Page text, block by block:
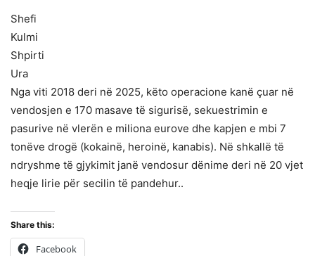
Shefi
Kulmi
Shpirti
Ura
Nga viti 2018 deri në 2025, këto operacione kanë çuar në
vendosjen e 170 masave të sigurisë, sekuestrimin e
pasurive në vlerën e miliona eurove dhe kapjen e mbi 7
tonëve drogë (kokainë, heroinë, kanabis). Në shkallë të
ndryshme të gjykimit janë vendosur dënime deri në 20 vjet
heqje lirie për secilin të pandehur..
Share this:
Facebook